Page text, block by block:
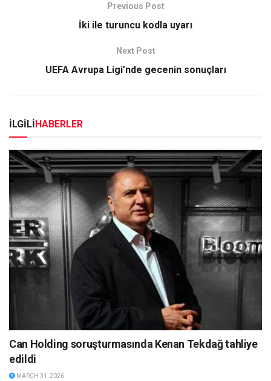
Previous Post
İki ile turuncu kodla uyarı
Next Post
UEFA Avrupa Ligi’nde gecenin sonuçları
İLGİLİHABERLER
Can Holding soruşturmasında Kenan Tekdağ tahliye
edildi
MARCH 31, 2026